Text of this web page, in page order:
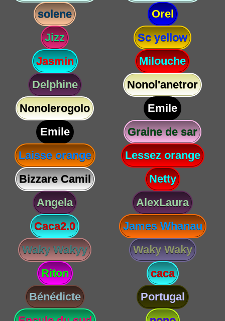
solene
Orel
Jizz
Sc yellow
Jasmin
Milouche
Delphine
Nonol'anetror
Nonolerogolo
Emile
Emile
Graine de sar
Laisse orange
Lessez orange
Bizzare Camil
Netty
Angela
AlexLaura
Caca2.0
James Whanau
Waky Wakyy
Waky Waky
Riton
caca
Bénédicte
Portugal